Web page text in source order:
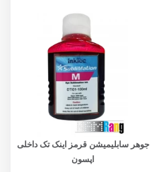
جوهر سابلیمیشن قرمز اینک تک داخلی
اپسون